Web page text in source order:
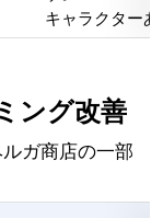
キャラクター
ング改善
ガ商店の一部